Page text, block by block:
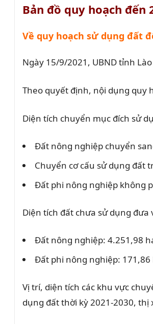
Bản đồ quy hoạch đến
Về quy hoạch sử dụng đất
Ngày 15/9/2021, UBND tỉnh
Theo quyết định, nội dụng quy
Diện tích chuyển mục đích sử
Đất nông nghiệp chuyển
Chuyển cơ cấu sử dụng đất
Đất phi nông nghiệp không
Diện tích đất chưa sử dụng
Đất nông nghiệp: 4.251,98
Đất phi nông nghiệp: 171,86
Vị trí, diện tích các khu vực
dụng đất thời kỳ 2021-2030, thị